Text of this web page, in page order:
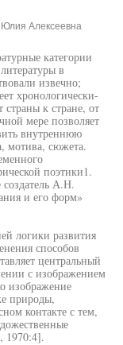
Алексеевна
категории
в
извечно;
хронологически-
страны к стране, от
мере позволяет
внутреннюю
мотива, сюжета.
поэтики1.
создатель А.Н.
и его форм»
логики развития
способов
центральный
с изображением
изображение
природы,
контакте с тем,
1970:4].